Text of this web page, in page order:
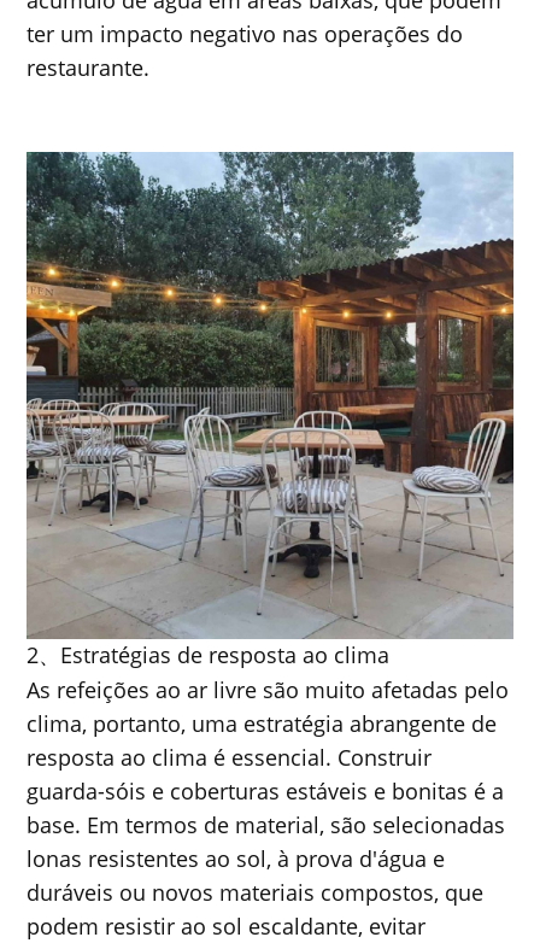
ter um impacto negativo nas operações do
restaurante.
2、 Estratégias de resposta ao clima
As refeições ao ar livre são muito afetadas pelo
clima, portanto, uma estratégia abrangente de
resposta ao clima é essencial. Construir
guarda-sóis e coberturas estáveis ​​e bonitas é a
base. Em termos de material, são selecionadas
lonas resistentes ao sol, à prova d'água e
duráveis ​​ou novos materiais compostos, que
podem resistir ao sol escaldante, evitar